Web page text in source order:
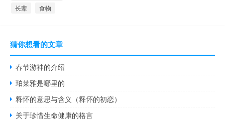
长辈 食物
猜你想看的文章
春节游神的介绍
珀莱雅是哪里的
释怀的意思与含义（释怀的初恋）
关于珍惜生命健康的格言